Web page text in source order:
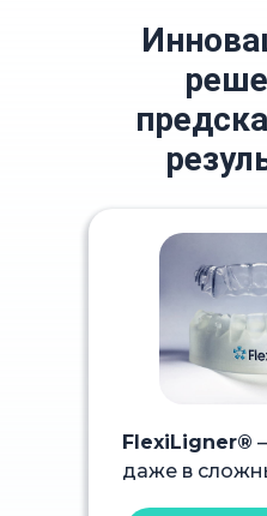
FlexiLigner®
даже в